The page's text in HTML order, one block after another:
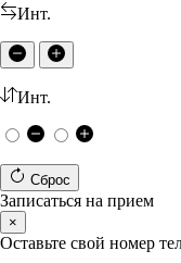
Инт.
Инт.
Сброс
Записаться на прием
×
Оставьте свой номер